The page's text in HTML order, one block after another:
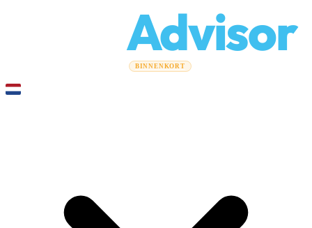
Advisor
BINNENKORT